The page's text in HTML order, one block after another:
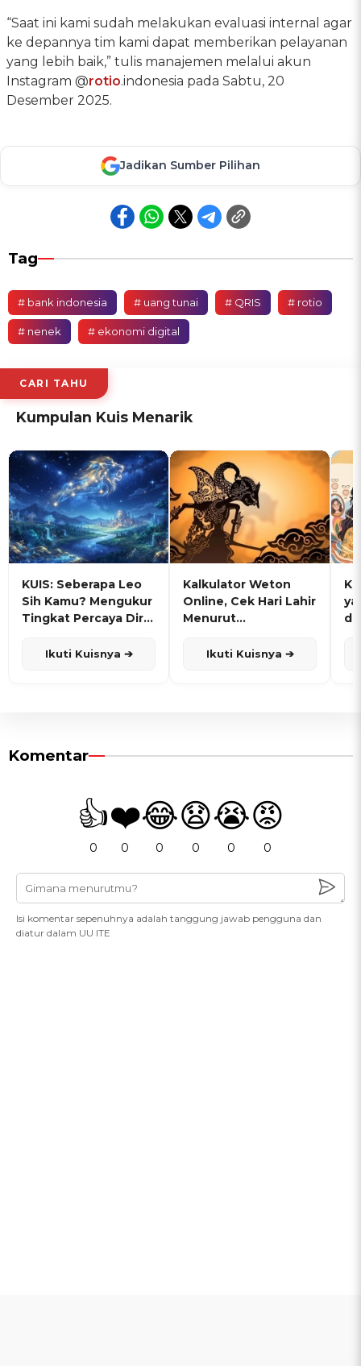
“Saat ini kami sudah melakukan evaluasi internal agar
ke depannya tim kami dapat memberikan pelayanan
yang lebih baik,” tulis manajemen melalui akun
Instagram @rotio.indonesia pada Sabtu, 20
Desember 2025.
Jadikan Sumber Pilihan
Tag
# bank indonesia # uang tunai # QRIS # rotio
# nenek # ekonomi digital
CARI TAHU
Kumpulan Kuis Menarik
KUIS: Seberapa Leo
Sih Kamu? Mengukur
Tingkat Percaya Diri
Ikuti Kuisnya ➔
Kalkulator Weton
Online, Cek Hari Lahir
Menurut
Ikuti Kuisnya ➔
Komentar
👍
0
❤️
0
😂
0
😧
0
😭
0
😡
0
Isi komentar sepenuhnya adalah tanggung jawab pengguna dan
diatur dalam UU ITE